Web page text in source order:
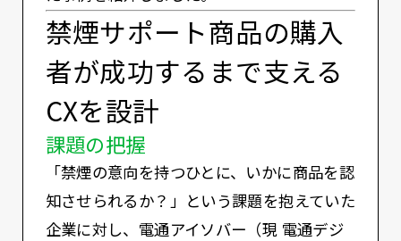
禁煙サポート商品の購入
者が成功するまで支える
CXを設計
課題の把握
「禁煙の意向を持つひとに、いかに商品を認
知させられるか？」という課題を抱えていた
企業に対し、電通アイソバー（現 電通デジ